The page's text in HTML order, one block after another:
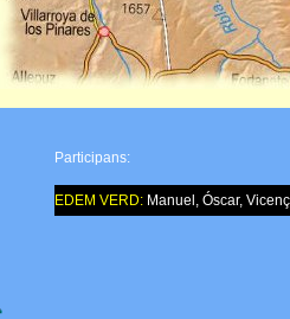
Participans:
EDEM VERD: Manuel, Óscar,